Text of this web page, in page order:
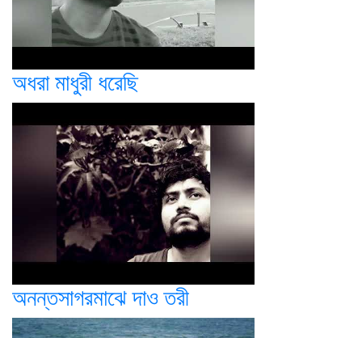
অধরা মাধুরী ধরেছি
অনন্তসাগরমাঝে দাও তরী